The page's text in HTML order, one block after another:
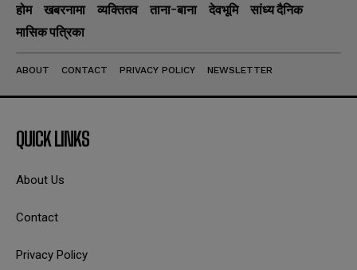
होम खबरनामा व्यक्तितव ताना-बाना देवभूमि
सांध्य दैनिक
मासिक पत्रिका
ABOUT CONTACT PRIVACY POLICY NEWSLETTER
QUICK LINKS
About Us
Contact
Privacy Policy